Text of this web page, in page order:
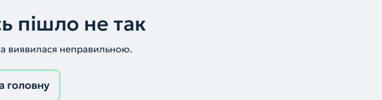
пішло не так
виявилася неправильною.
головну